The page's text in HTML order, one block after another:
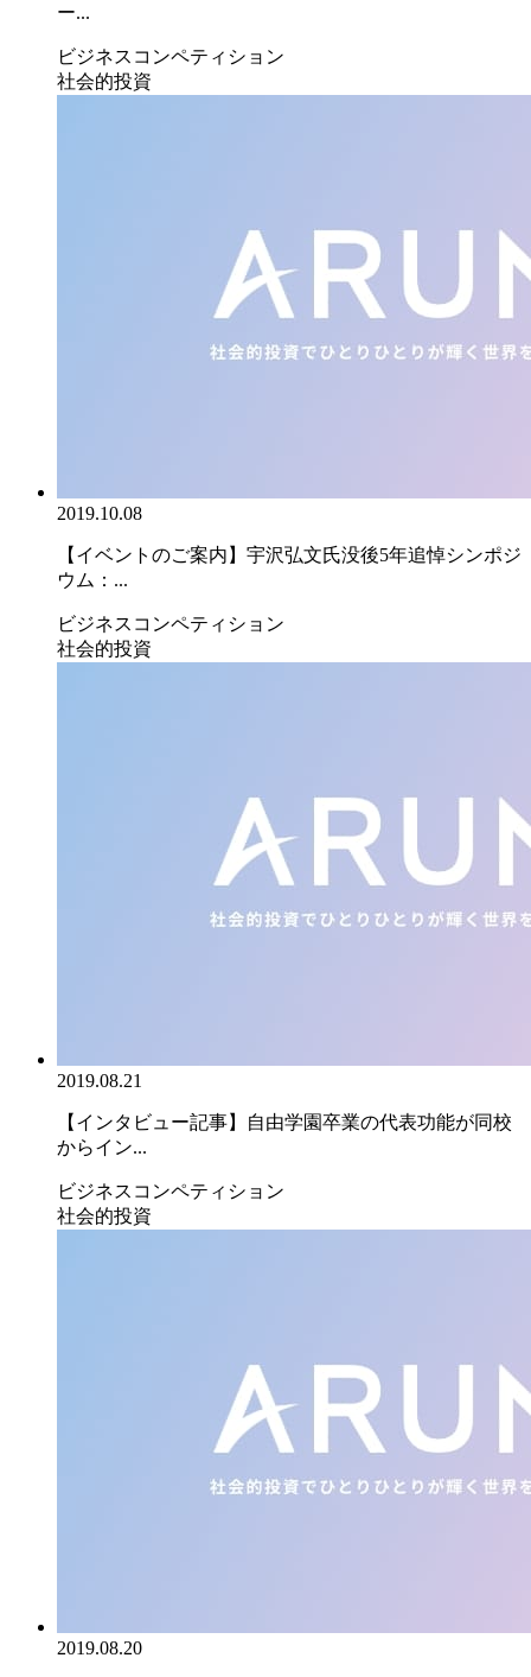
ー...
ビジネスコンペティション
社会的投資
2019.10.08
【イベントのご案内】宇沢弘文氏没後5年追悼シンポジ
ウム：...
ビジネスコンペティション
社会的投資
2019.08.21
【インタビュー記事】自由学園卒業の代表功能が同校
からイン...
ビジネスコンペティション
社会的投資
2019.08.20